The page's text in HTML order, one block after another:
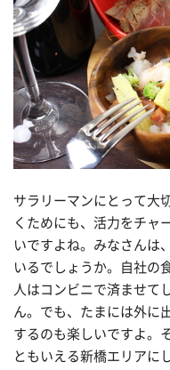
サラリーマンにとって大
くためにも、活力をチャ
いですよね。みなさんは
いるでしょうか。自社の
人はコンビニで済ませて
ん。でも、たまには外に
するのも楽しいですよ。
ともいえる新橋エリアに